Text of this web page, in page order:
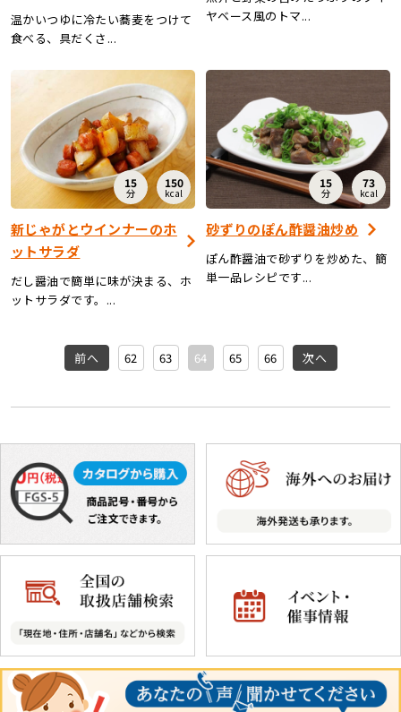
温かいつゆに冷たい蕎麦をつけて
食べる、具だくさ...
ヤベース風のトマ...
15
分
150
kcal
新じゃがとウインナーのホ
ットサラダ
だし醤油で簡単に味が決まる、ホ
ットサラダです。...
15
分
73
kcal
砂ずりのぽん酢醤油炒め
ぽん酢醤油で砂ずりを炒めた、簡
単一品レシピです...
前へ 62 63 64 65 66 次へ